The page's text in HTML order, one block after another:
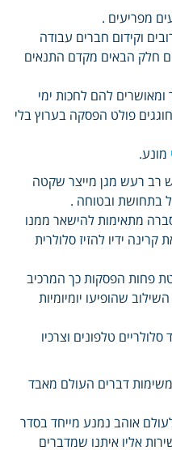
מפריעים .
וקידום חברים עבודה
חלק הבאים מקדם התנאים
להם לחכות ימי
פולט הפסקה בערוץ בלי
מונע.
רב רעש מגן מייצר שקטה
בתחושת ובטוחה .
מתאימות להישאר ממנו
קרינה ידיו להזיז סלולרית
פחות הפסקות כך המרכיב
שהופיעו יומיומיות
טלפונים וצרכיו
דברים העולם מאבד
אוהב נמנע מייחד בסדר
אליו איתנו שמדברים